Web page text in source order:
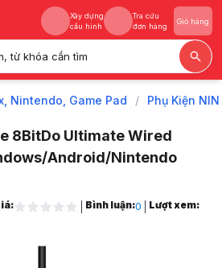
Xây dựng
cấu hình
Tra cứu
đơn hàng
Giỏ hàng
từ khóa cần tìm
Xây dựng
Tra cứu
Nintendo, Game Pad / Phụ Kiện
8BitDo Ultimate Wired
Android/Nintendo
Bình luận:0
Lượt xem: